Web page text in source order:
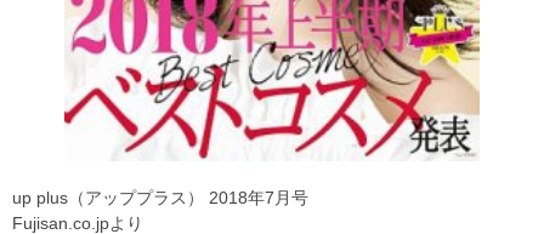
up plus（アッププラス） 2018年7月号
Fujisan.co.jpより